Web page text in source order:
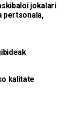
jokalari
pertsonala,
kalitate